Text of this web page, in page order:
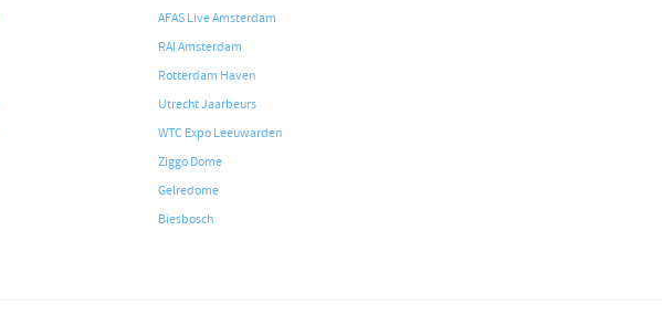
AFAS Live Amsterdam
RAI Amsterdam
Rotterdam Haven
Utrecht Jaarbeurs
WTC Expo Leeuwarden
Ziggo Dome
Gelredome
Biesbosch